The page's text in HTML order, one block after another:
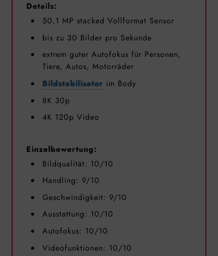
Details:
50,1 MP stacked Vollformat Sensor
bis zu 30 Bilder pro Sekunde
extrem guter Autofokus für Personen,
Tiere, Autos, Motorräder
Bildstabilisator im Body
8K 30p
4K 120p Video
Einzelbewertung:
Bildqualität: 10/10
Handling: 9/10
Geschwindigkeit: 9/10
Ausstattung: 10/10
Autofokus: 10/10
Videofunktionen: 10/10